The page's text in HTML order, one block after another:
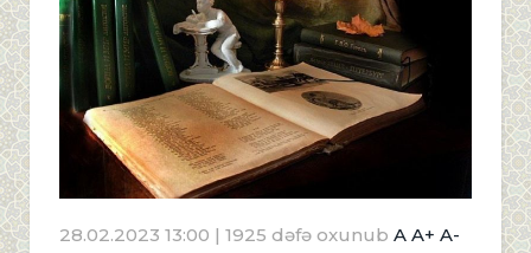
28.02.2023 13:00 | 1925 dəfə oxunub A A+ A-